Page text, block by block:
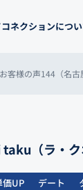
ネクションにつ
お客様の声144（名古
（ラ・ク
価UP デート